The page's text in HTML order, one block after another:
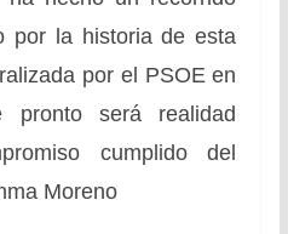
por la historia de esta
por el PSOE en
será realidad
cumplido del
Moreno